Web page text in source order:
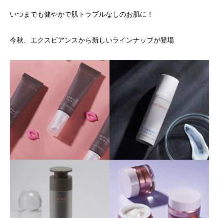
いつまでも健やかで肌トラブルなしのお肌に！
今秋、エクスビアンスから新しいラインナップが登場